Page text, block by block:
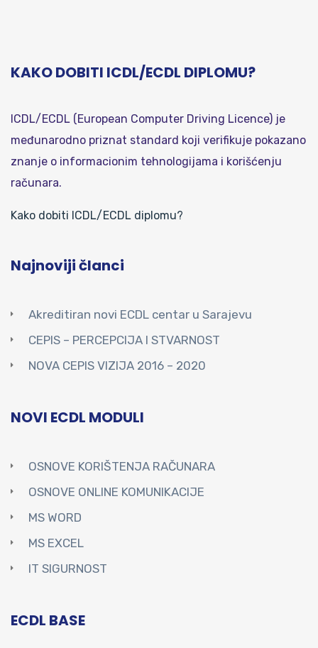
KAKO DOBITI ICDL/ECDL DIPLOMU?
ICDL/ECDL (European Computer Driving Licence) je
međunarodno priznat standard koji verifikuje pokazano
znanje o informacionim tehnologijama i korišćenju
računara.
Kako dobiti ICDL/ECDL diplomu?
Najnoviji članci
Akreditiran novi ECDL centar u Sarajevu
CEPIS – PERCEPCIJA I STVARNOST
NOVA CEPIS VIZIJA 2016 – 2020
NOVI ECDL MODULI
OSNOVE KORIŠTENJA RAČUNARA
OSNOVE ONLINE KOMUNIKACIJE
MS WORD
MS EXCEL
IT SIGURNOST
ECDL BASE